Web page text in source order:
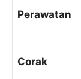
Perawatan
Corak